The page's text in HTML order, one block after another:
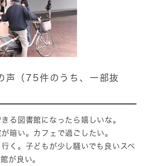
声（75件のうち、一部抜
る図書館になったら嬉しいな。
暗い。カフェで過ごしたい。
く。子どもが少し騒いでも良いスペ
が良い。